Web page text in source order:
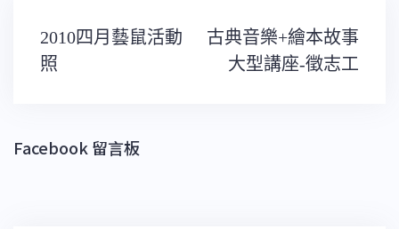
文
章
導
2010四月藝鼠活動
照
古典音樂+繪本故事
大型講座-徵志工
Facebook 留言板